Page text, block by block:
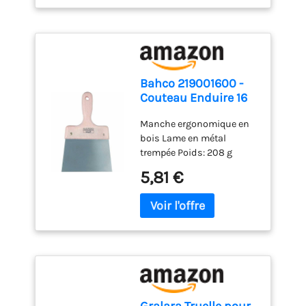
réutilisable, entretien
vie prolongée.
Bahco 219001600 -
Couteau Enduire 16
Manche ergonomique en
bois Lame en métal
trempée Poids: 208 g
5,81 €